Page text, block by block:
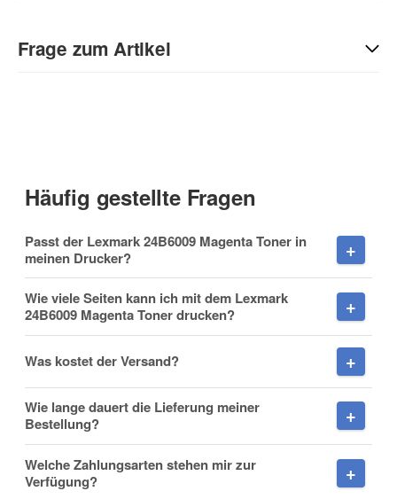
Sie Anderen bei der Kaufentscheidung:
Frage zum Artikel
Nachname
Firma
Häufig gestellte Fragen
Passt der Lexmark 24B6009 Magenta Toner in
meinen Drucker?
Wie viele Seiten kann ich mit dem Lexmark
24B6009 Magenta Toner drucken?
Was kostet der Versand?
Wie lange dauert die Lieferung meiner
Bestellung?
Welche Zahlungsarten stehen mir zur
Verfügung?